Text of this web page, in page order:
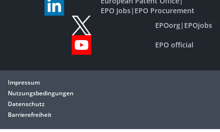
EPO Jobs| EPO Procurement
EPOorg| EPOjobs
EPO official
Impressum
Nutzungsbedingungen
Datenschutz
Barrierefreiheit